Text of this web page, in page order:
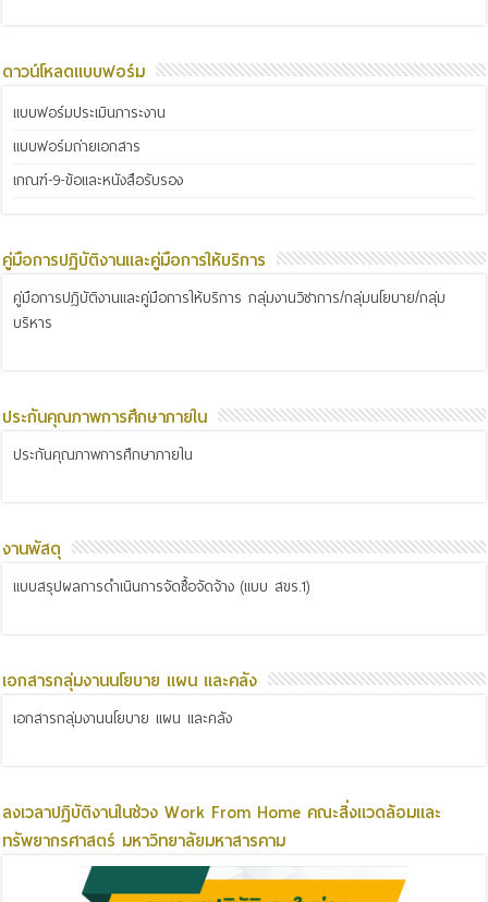
ดาวน์โหลดแบบฟอร์ม
แบบฟอร์มประเมินภาระงาน
แบบฟอร์มถ่ายเอกสาร
เกณฑ์-9-ข้อและหนังสือรับรอง
คู่มือการปฏิบัติงานและคู่มือการให้บริการ
คู่มือการปฏิบัติงานและคู่มือการให้บริการ กลุ่มงานวิชาการ/กลุ่มนโยบาย/กลุ่ม
บริหาร
ประกันคุณภาพการศึกษาภายใน
ประกันคุณภาพการศึกษาภายใน
งานพัสดุ
แบบสรุปผลการดำเนินการจัดซื้อจัดจ้าง (แบบ สขร.1)
เอกสารกลุ่มงานนโยบาย แผน และคลัง
เอกสารกลุ่มงานนโยบาย แผน และคลัง
ลงเวลาปฏิบัติงานในช่วง Work From Home คณะสิ่งแวดล้อมและ
ทรัพยากรศาสตร์ มหาวิทยาลัยมหาสารคาม